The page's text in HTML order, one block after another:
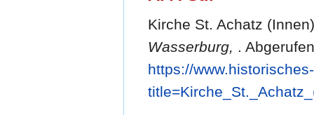
Kirche St. Achatz
Wasserburg, .
https://